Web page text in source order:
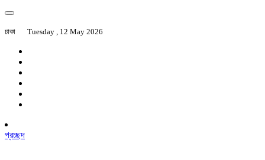
ঢাকা Tuesday , 12 May 2026
প্রচ্ছদ